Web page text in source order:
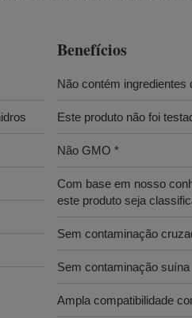
Benefícios
Não contém ingredientes
Este produto não foi
Não GMO *
Com base em nosso
este produto seja
Sem contaminação
Sem contaminação suína
Ampla compatibilidade